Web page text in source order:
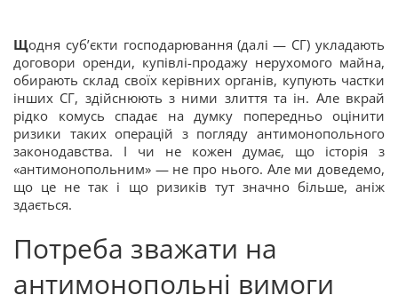
Щодня суб’єкти господарювання (далі — СГ) укладають
договори оренди, купівлі-продажу нерухомого майна,
обирають склад своїх керівних органів, купують частки
інших СГ, здійснюють з ними злиття та ін. Але вкрай
рідко комусь спадає на думку попередньо оцінити
ризики таких операцій з погляду антимонопольного
законодавства. І чи не кожен думає, що історія з
«антимонопольним» — не про нього. Але ми доведемо,
що це не так і що ризиків тут значно більше, аніж
здається.
Потреба зважати на
антимонопольні вимоги